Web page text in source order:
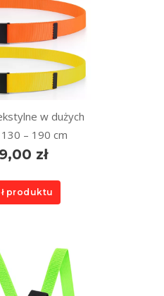
w dużych
– 190 cm
zł
produktu